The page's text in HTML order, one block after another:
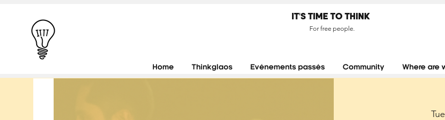
Home Thinkglaos Evénements passés Community Where are
IT'S TIME TO THINK
For free people.